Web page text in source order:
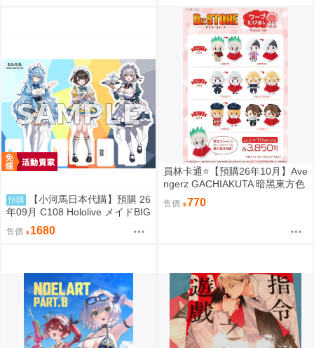
預購
【小河馬日本代購】預購 26
年09月 C108 Hololive メイドBIG
3壓克力牌 繪師:わたお
售價 1680
員林卡通⭐️【預購26年10月】Ave
ngerz GACHIAKUTA 暗黑東方色
彩 插圖卡片收藏集 中盒 0814
售價 770